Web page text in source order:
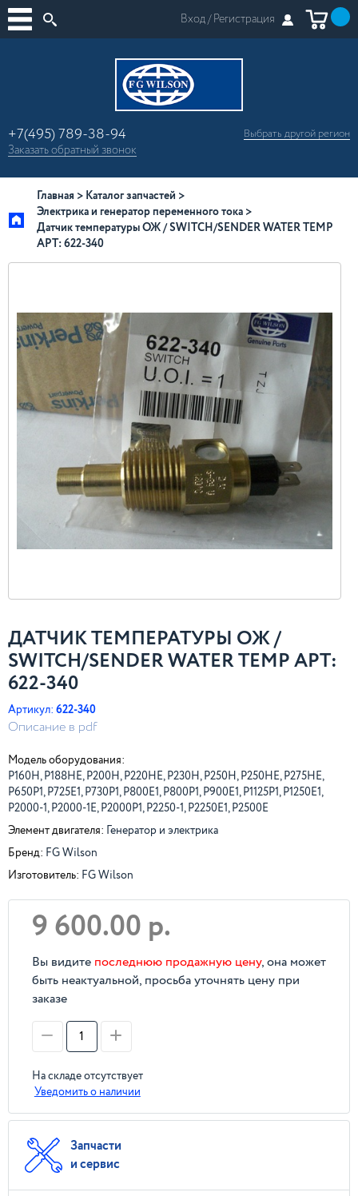
Вход /Регистрация
+7(495) 789-38-94
Заказатьобратный звонок
Выбрать другой регион
Главная
Каталог запчастей
Электрика и генератор переменного тока
Датчик температуры ОЖ / SWITCH/SENDER WATER TEMP
АРТ: 622-340
ДАТЧИК ТЕМПЕРАТУРЫ ОЖ /
SWITCH/SENDER WATER TEMP АРТ:
622-340
Артикул: 622-340
Описание в pdf
Модель оборудования:
P160H, P188HE, P200H, P220HE, P230H, P250H, P250HE, P275HE,
P650P1, P725E1, P730P1, P800E1, P800P1, P900E1, P1125P1, P1250E1,
P2000-1, P2000-1E, P2000P1, P2250-1, P2250E1, P2500E
Элемент двигателя: Генератор и электрика
Бренд: FG Wilson
Изготовитель: FG Wilson
9 600.00 р.
Вы видите последнюю продажную цену, она может
быть неактуальной, просьба уточнять цену при
заказе
На складе отсутствует
Уведомить о наличии
Запчасти
и сервис